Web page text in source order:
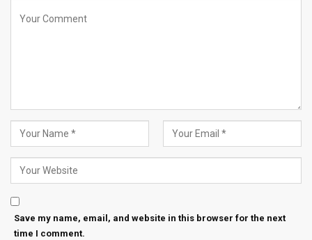
Save my name, email, and website in this browser for the next
time I comment.